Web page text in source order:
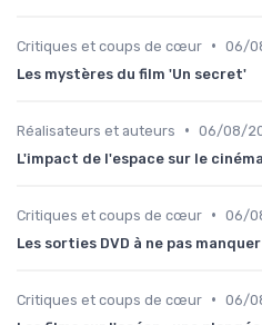
Critiques et coups de cœur • 06/
Les mystères du film 'Un secret'
Réalisateurs et auteurs • 06/08/
L'impact de l'espace sur le
Critiques et coups de cœur • 06/
Les sorties DVD à ne pas
Critiques et coups de cœur • 06/